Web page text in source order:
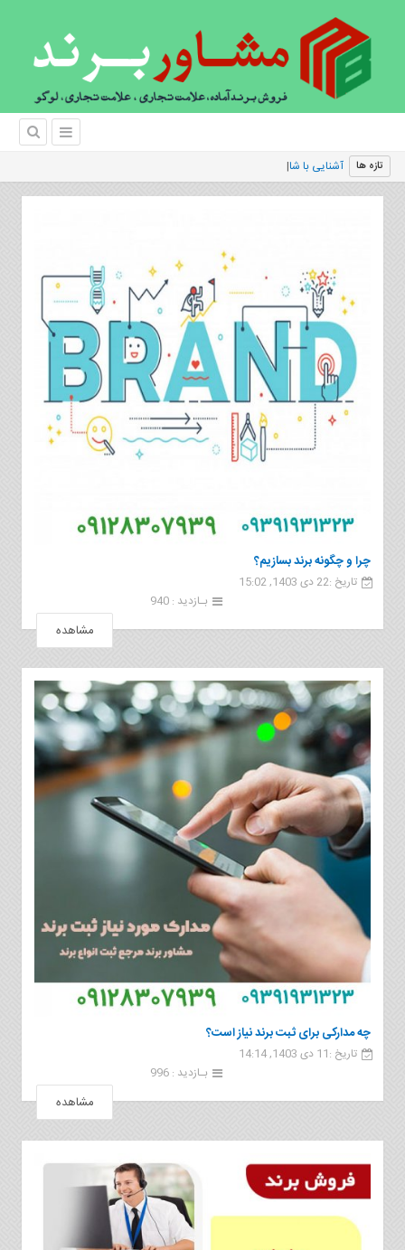
تازه ها آشنایی با شاخص هایی برندینگ و برند
چرا و چگونه برند بسازیم؟
تاریخ :22 دی 1403, 15:02
بـازدید : 940
مشاهده
چه مدارکی برای ثبت برند نیاز است؟
تاریخ :11 دی 1403, 14:14
بـازدید : 996
مشاهده